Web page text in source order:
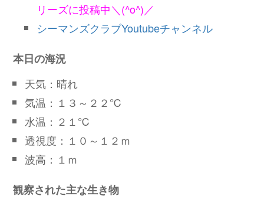
リーズに投稿中＼(^o^)／
シーマンズクラブYoutubeチャンネル
本日の海況
天気：晴れ
気温：１３～２２℃
水温：２１℃
透視度：１０～１２ｍ
波高：１ｍ
観察された主な生き物